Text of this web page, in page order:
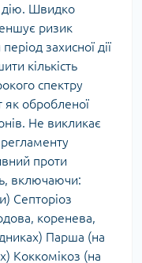
дію. Швидко
ризик
захисної дії
кількість
спектру
як обробленої
Не викликає
проти
включаючи:
Септоріоз
коренева,
Парша (на
Коккомікоз (на